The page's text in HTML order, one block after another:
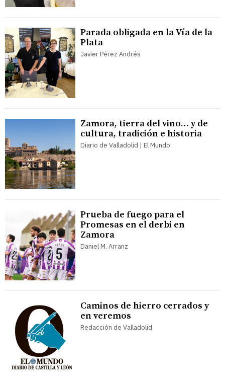
Parada obligada en la Vía de la
Plata
Javier Pérez Andrés
Zamora, tierra del vino… y de
cultura, tradición e historia
Diario de Valladolid | El Mundo
Prueba de fuego para el
Promesas en el derbi en
Zamora
Daniel M. Arranz
Caminos de hierro cerrados y
en veremos
Redacción de Valladolid